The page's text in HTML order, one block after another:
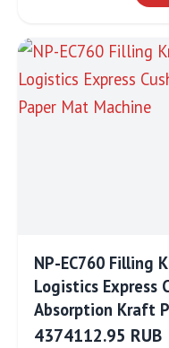
NP-EC760 Filling
Logistics Express
Absorption Kraft
4374112.95 RUB